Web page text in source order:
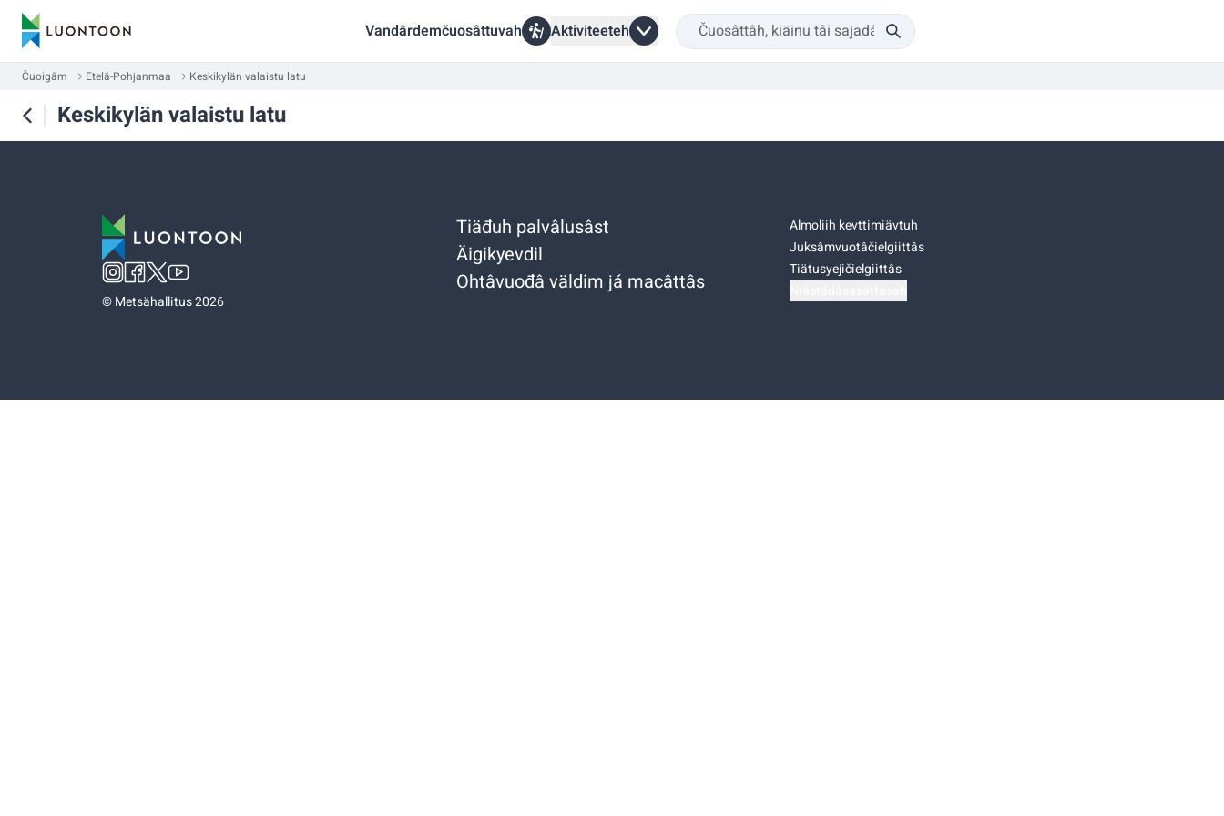
Vandârdemčuosâttuvah Aktiviteeteh
Čuoigâm Etelä-Pohjanmaa Keskikylän valaistu latu
Keskikylän valaistu latu
©Metsähallitus 2026
Tiäđuh palvâlusâst
Äigikyevdil
Ohtâvuođâ väldim já macâttâs
Almoliih kevttimiävtuh
Juksâmvuotâčielgiittâs
Tiätusyejičielgiittâs